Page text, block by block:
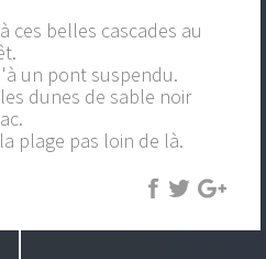
ces belles cascades au
un pont suspendu.
dunes de sable noir
plage pas loin de là.